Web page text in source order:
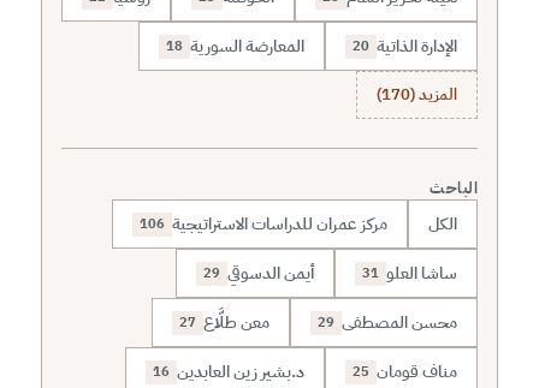
الإدارة الذاتية 20 المعارضة السورية 18
المزيد (170)
الباحث
الكل مركز عمران للدراسات الاستراتيجية 106
ساشا العلو 31 أيمن الدسوقي 29
محسن المصطفى 29 معن طلَّاع 27
مناف قومان 25 د.بشير زين العابدين 16